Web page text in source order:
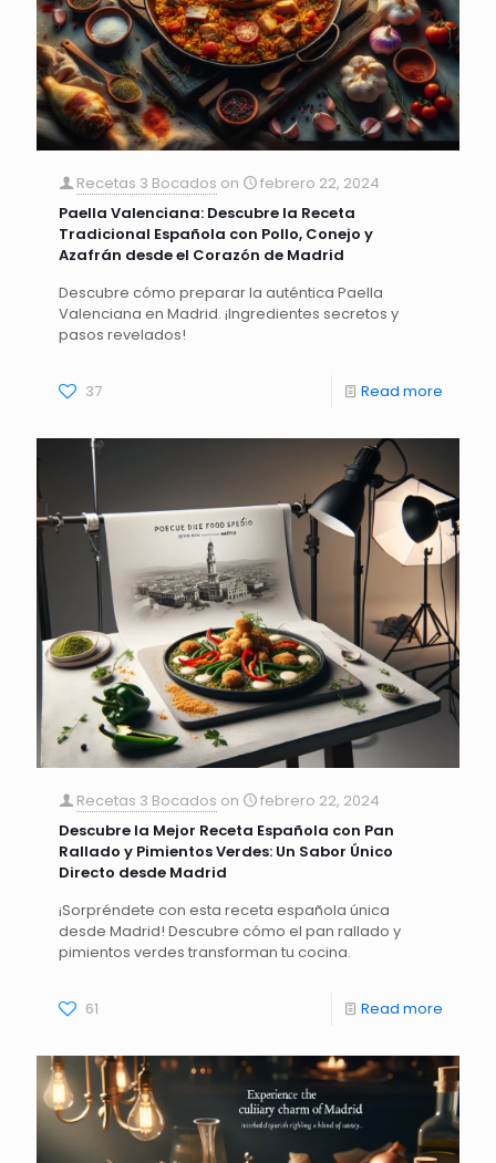
Recetas 3 Bocados on
febrero 22, 2024
Paella Valenciana: Descubre la Receta
Tradicional Española con Pollo, Conejo y
Azafrán desde el Corazón de Madrid
Descubre cómo preparar la auténtica Paella
Valenciana en Madrid. ¡Ingredientes secretos y
pasos revelados!
37 Read more
Recetas 3 Bocados on
febrero 22, 2024
Descubre la Mejor Receta Española con Pan
Rallado y Pimientos Verdes: Un Sabor Único
Directo desde Madrid
¡Sorpréndete con esta receta española única
desde Madrid! Descubre cómo el pan rallado y
pimientos verdes transforman tu cocina.
61 Read more